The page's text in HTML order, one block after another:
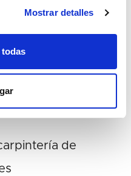
Mostrar detalles
de